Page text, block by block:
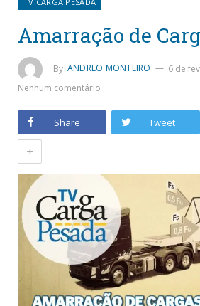
Amarração de
By ANDREO MONTEIRO
6 de
Nenhum comentário
Share Tweet
+